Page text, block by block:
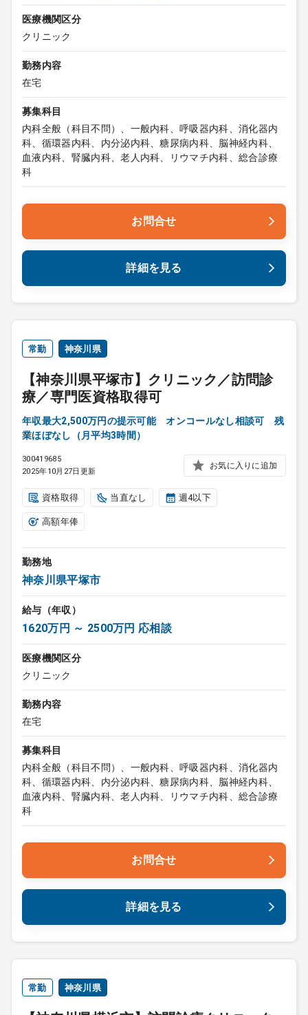
医療機関区分
クリニック
勤務内容
在宅
募集科目
内科全般（科目不問）、一般内科、呼吸器内科、消化器内
科、循環器内科、内分泌内科、糖尿病内科、脳神経内科、
血液内科、腎臓内科、老人内科、リウマチ内科、総合診療
科
お問合せ
詳細を見る
常勤 神奈川県
【神奈川県平塚市】クリニック／訪問診
療／専門医資格取得可
年収最大2,500万円の提示可能 オンコールなし相談可 残
業ほぼなし（月平均3時間）
300419685
2025年10月27日更新
お気に入りに追加
資格取得 当直なし 週4以下
高額年俸
勤務地
神奈川県平塚市
給与（年収）
1620万円 ～ 2500万円 応相談
医療機関区分
クリニック
勤務内容
在宅
募集科目
内科全般（科目不問）、一般内科、呼吸器内科、消化器内
科、循環器内科、内分泌内科、糖尿病内科、脳神経内科、
血液内科、腎臓内科、老人内科、リウマチ内科、総合診療
科
お問合せ
詳細を見る
常勤 神奈川県